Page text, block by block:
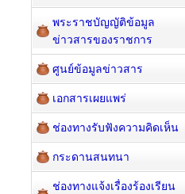
พระราชบัญญัติข้อมูล
ข่าวสารของราชการ
ศูนย์ข้อมูลข่าวสาร
เอกสารเผยแพร่
ช่องทางรับฟังความคิดเห็น
กระดานสนทนา
ช่องทางแจ้งเรื่องร้องเรียน